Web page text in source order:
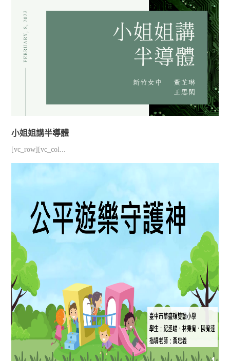
小姐姐講半導體
[vc_row][vc_col...